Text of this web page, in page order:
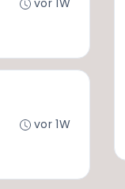
vor 1W
vor 1W